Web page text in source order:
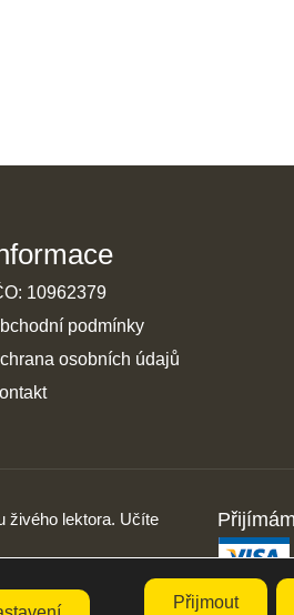
10962379
podmínky
osobních údajů
živého lektora. Učíte
Přijmout